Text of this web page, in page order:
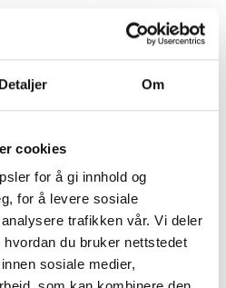
Detaljer Om
cookies
for å gi innhold og
for å levere sosiale
trafikken vår. Vi deler
du bruker nettstedet
sosiale medier,
fint du kan med kniv,
1 ss olje. Bland til du
er godt dekket med
evt litt til om det
Dryss over flaksalt